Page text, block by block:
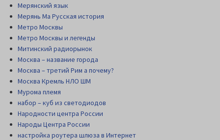
Мерянский язык
Мерянь Ма Русская история
Метро Москвы
Метро Москвы и легенды
Митинский радиорынок
Москва – название города
Москва – третий Рим а почему?
Москва Кремль НЛО ШМ
Мурома племя
набор – куб из светодиодов
Народности центра России
Народы Центра России
настройка роутера шлюза в Интернет